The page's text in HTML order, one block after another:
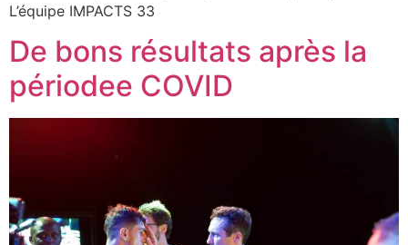
L’équipe IMPACTS 33
De bons résultats après la
périodee COVID